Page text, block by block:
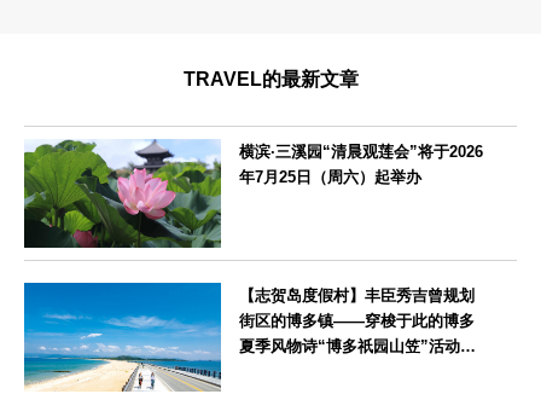
TRAVEL的最新文章
横滨·三溪园“清晨观莲会”将于2026
年7月25日（周六）起举办
【志贺岛度假村】丰臣秀吉曾规划
街区的博多镇——穿梭于此的博多
夏季风物诗“博多祇园山笠”活动期